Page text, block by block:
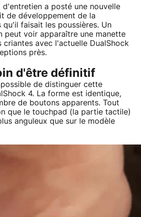
d'entretien a posté une nouvelle
de développement de la
qu'il faisait les poussières. Un
peut voir apparaître une manette
criantes avec l'actuelle DualShock
près.
d'être définitif
de distinguer cette
4. La forme est identique,
de boutons apparents. Tout
que le touchpad (la partie tactile)
anguleux que sur le modèle